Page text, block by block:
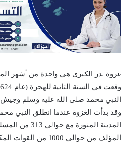
غزوة بدر الكبرى هي واحدة من أشهر
النبي محمد صلى الله عليه وسلم
وقد بدأت الغزوة عندما انطلق النبي
المدينة